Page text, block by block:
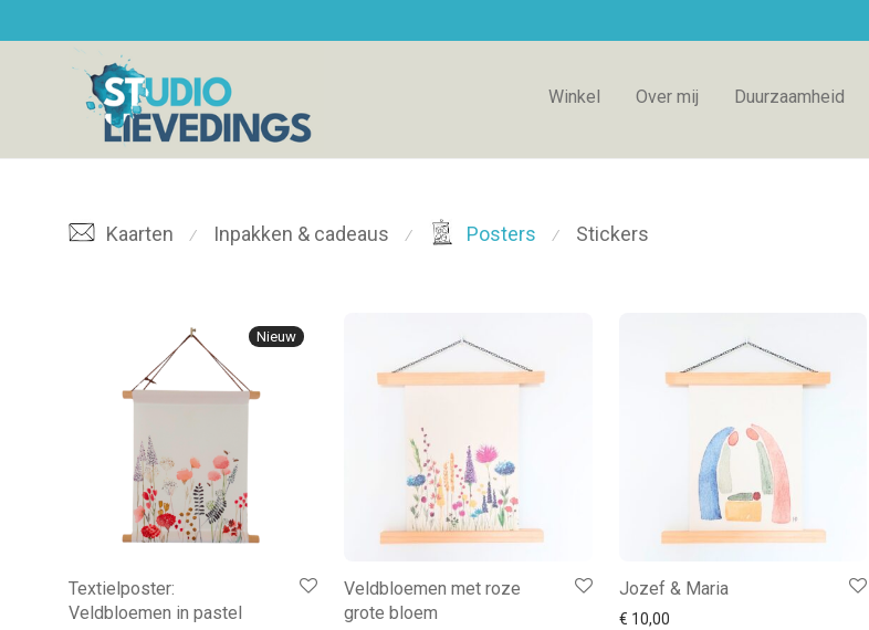
Winkel Over mij Duurzaamheid
Kaarten ⁄ Inpakken & cadeaus ⁄ Posters ⁄ Stickers
Nieuw
Textielposter:
Veldbloemen in pastel
Veldbloemen met roze
grote bloem
Jozef & Maria
€ 10,00